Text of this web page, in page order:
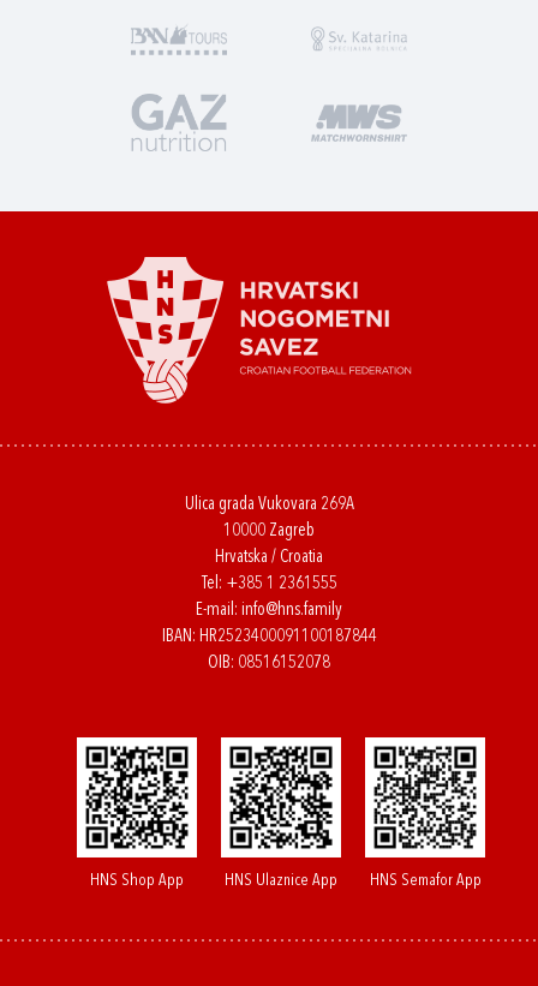
Ulica grada Vukovara 269A
10000 Zagreb
Hrvatska / Croatia
Tel: +385 1 2361555
E-mail: info@hns.family
IBAN: HR2523400091100187844
OIB: 08516152078
HNS Shop App HNS Ulaznice App HNS Semafor App